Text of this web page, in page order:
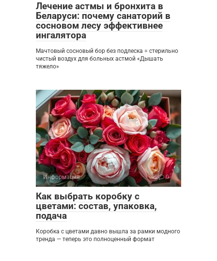
Лечение астмы и бронхита в
Беларуси: почему санаторий в
сосновом лесу эффективнее
ингалятора
Мачтовый сосновый бор без подлеска = стерильно
чистый воздух для больных астмой «Дышать
тяжело»
Информация 0
Как выбрать коробку с
цветами: состав, упаковка,
подача
Коробка с цветами давно вышла за рамки модного
тренда — теперь это полноценный формат